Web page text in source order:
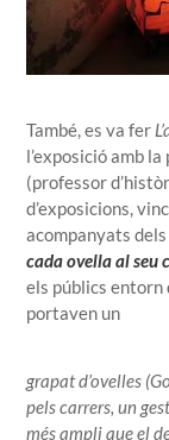
També, es va fer
l’exposició amb
(professor
d’exposicions,
acompanyats
cada ovella al seu
els públics
portaven un
grapat d’ovelles
pels carrers, ungest
més ampli que el